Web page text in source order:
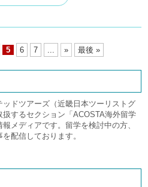
5 6 7 ... » 最後 »
ドツアーズ（近畿日本ツーリストグ
するセクション「ACOSTA海外留学
メディアです。留学を検討中の方、
配信しております。